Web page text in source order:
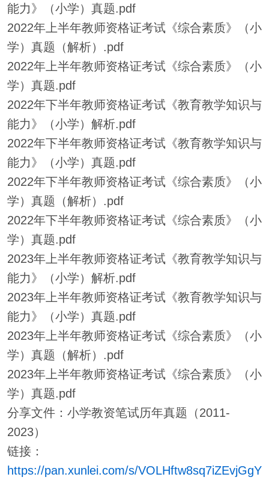
能力》（小学）真题.pdf
2022年上半年教师资格证考试《综合素质》（小
学）真题（解析）.pdf
2022年上半年教师资格证考试《综合素质》（小
学）真题.pdf
2022年下半年教师资格证考试《教育教学知识与
能力》（小学）解析.pdf
2022年下半年教师资格证考试《教育教学知识与
能力》（小学）真题.pdf
2022年下半年教师资格证考试《综合素质》（小
学）真题（解析）.pdf
2022年下半年教师资格证考试《综合素质》（小
学）真题.pdf
2023年上半年教师资格证考试《教育教学知识与
能力》（小学）解析.pdf
2023年上半年教师资格证考试《教育教学知识与
能力》（小学）真题.pdf
2023年上半年教师资格证考试《综合素质》（小
学）真题（解析）.pdf
2023年上半年教师资格证考试《综合素质》（小
学）真题.pdf
分享文件：小学教资笔试历年真题（2011-
2023）
链接：
https://pan.xunlei.com/s/VOLHftw8sq7iZEvjGgY